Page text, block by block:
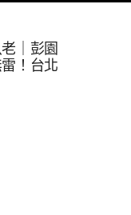
｜彭園
！台北